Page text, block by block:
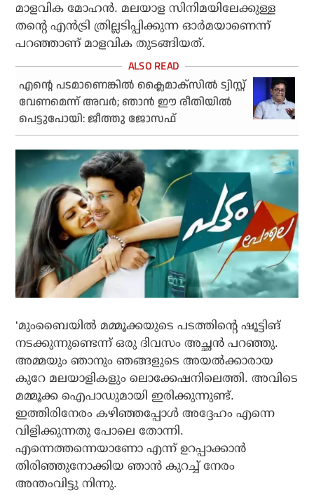
മാളവിക മോഹന്‍. മലയാള സിനിമയിലേക്കുള്ള
തന്റെ എന്‍ട്രി ത്രില്ലടിപ്പിക്കുന്ന ഓര്‍മയാണെന്ന്
പറഞ്ഞാണ് മാളവിക തുടങ്ങിയത്.
എന്റെ പടമാണെങ്കില്‍ ക്ലൈമാക്‌സില്‍ ട്വിസ്റ്റ്
വേണമെന്ന് അവര്‍; ഞാന്‍ ഈ രീതിയില്‍
പെട്ടുപോയി: ജീത്തു ജോസഫ്
‘മുംബൈയില്‍ മമ്മൂക്കയുടെ പടത്തിന്റെ ഷൂട്ടിങ്
നടക്കുന്നുണ്ടെന്ന് ഒരു ദിവസം അച്ഛന്‍ പറഞ്ഞു.
അമ്മയും ഞാനും ഞങ്ങളുടെ അയല്‍ക്കാരായ
കുറേ മലയാളികളും ലൊക്കേഷനിലെത്തി. അവിടെ
മമ്മൂക്ക ഐപാഡുമായി ഇരിക്കുന്നുണ്ട്.
ഇത്തിരിനേരം കഴിഞ്ഞപ്പോള്‍ അദ്ദേഹം എന്നെ
വിളിക്കുന്നതു പോലെ തോന്നി.
എന്നെത്തന്നെയാണോ എന്ന് ഉറപ്പാക്കാന്‍
തിരിഞ്ഞുനോക്കിയ ഞാന്‍ കുറച്ച് നേരം
അന്തംവിട്ടു നിന്നു.